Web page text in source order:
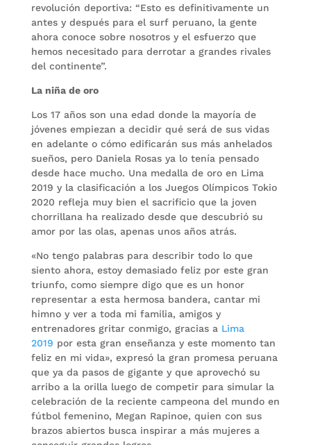
revolución deportiva: “Esto es definitivamente un
antes y después para el surf peruano, la gente
ahora conoce sobre nosotros y el esfuerzo que
hemos necesitado para derrotar a grandes rivales
del continente”.
La niña de oro
Los 17 años son una edad donde la mayoría de
jóvenes empiezan a decidir qué será de sus vidas
en adelante o cómo edificarán sus más anhelados
sueños, pero Daniela Rosas ya lo tenía pensado
desde hace mucho. Una medalla de oro en Lima
2019 y la clasificación a los Juegos Olímpicos Tokio
2020 refleja muy bien el sacrificio que la joven
chorrillana ha realizado desde que descubrió su
amor por las olas, apenas unos años atrás.
«No tengo palabras para describir todo lo que
siento ahora, estoy demasiado feliz por este gran
triunfo, como siempre digo que es un honor
representar a esta hermosa bandera, cantar mi
himno y ver a toda mi familia, amigos y
entrenadores gritar conmigo, gracias a Lima
2019 por esta gran enseñanza y este momento tan
feliz en mi vida», expresó la gran promesa peruana
que ya da pasos de gigante y que aprovechó su
arribo a la orilla luego de competir para simular la
celebración de la reciente campeona del mundo en
fútbol femenino, Megan Rapinoe, quien con sus
brazos abiertos busca inspirar a más mujeres a